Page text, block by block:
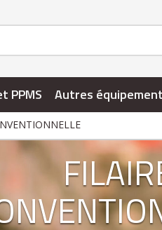
PPMS Autres